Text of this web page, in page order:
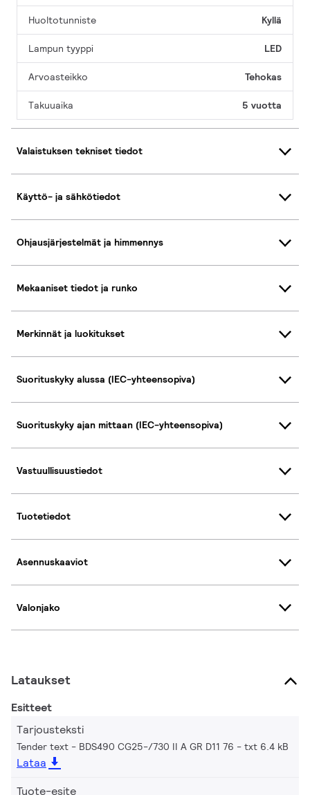
Huoltotunniste Kyllä
Lampun tyyppi LED
Arvoasteikko Tehokas
Takuuaika 5 vuotta
Valaistuksen tekniset tiedot
Käyttö- ja sähkötiedot
Ohjausjärjestelmät ja himmennys
Mekaaniset tiedot ja runko
Merkinnät ja luokitukset
Suorituskyky alussa (IEC-yhteensopiva)
Suorituskyky ajan mittaan (IEC-yhteensopiva)
Vastuullisuustiedot
Tuotetiedot
Asennuskaaviot
Valonjako
Lataukset
Esitteet
Tarjousteksti
Tender text - BDS490 CG25-/730 II A GR D11 76 txt 6.4 kB
Lataa
Tuote-esite